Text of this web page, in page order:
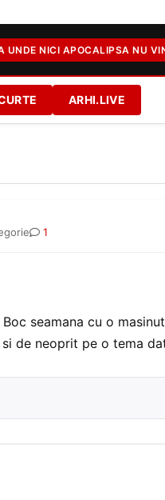
UNDE NICI APOCALIPSA NU
ARHI.LIVE
1
seamana cu o
de neoprit pe o tema